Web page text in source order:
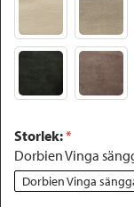
Storlek: *
Dorbien Vinga
Dorbien Vinga